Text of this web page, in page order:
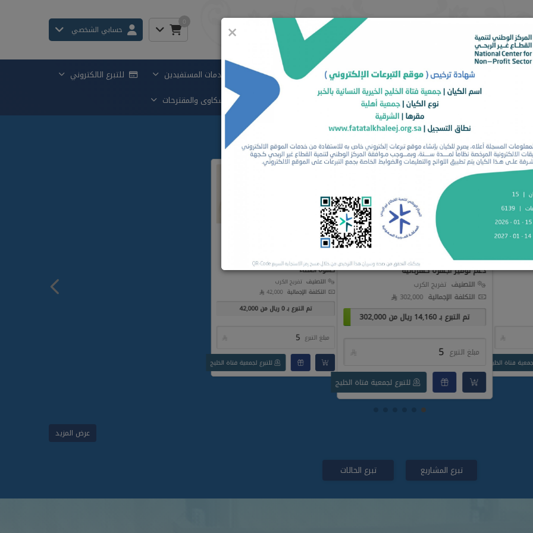
حسابي الشخصي
أقسام الجمعية الانضمام للجمعية المراكز المجتمعية خدمات المستفيدين
للتبرع الالكتروني
البرامج الحوكمة خدمات الزوار اتصل بنا الشكاوى والمقترحات
فتاة الخليج
دعم توفير أجهزة كهربائية
التصنيف تفريج الكرب
التكلفة الإجمالية
تم التبرع بـ14,160 ريال من 302,000
مبلغ التبرع 
للتبرع لجمعية فتاة الخليج
كسوة الشتاء
التصنيف تفريج الكرب
التكلفة الإجمالية
تم التبرع بـ0ريال من42,000
مبلغ التبرع
للتبرع لجمعية فتاة الخليج
عرض المزيد
تبرع المشاريع تبرع الحالات
×